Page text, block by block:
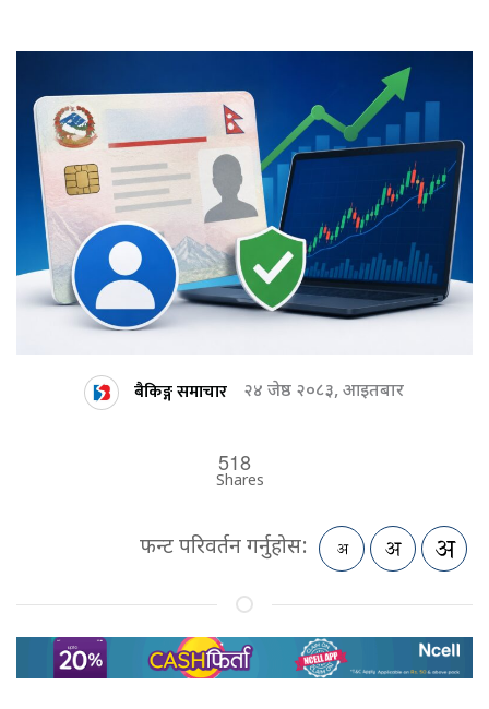
बैकिङ्ग समाचार २४ जेष्ठ २०८३, आइतबार
518
Shares
फन्ट परिवर्तन गर्नुहोस: